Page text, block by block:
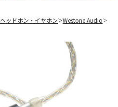
ヘッドホン・イヤホン＞Westone Audio＞